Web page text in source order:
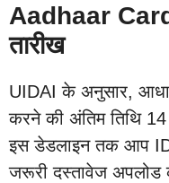
Aadhaar
तारीख
UIDAI के अनुसार,
करने की अंतिम तिथि 14
इस डेडलाइन तक आप
जरूरी दस्तावेज